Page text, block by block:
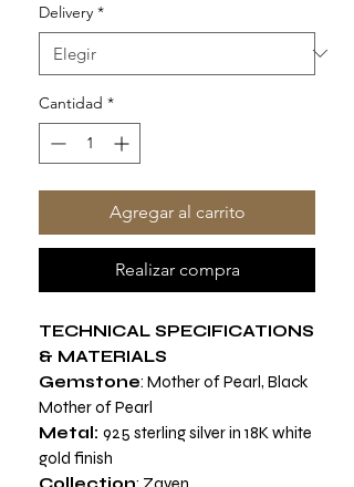
Delivery *
Cantidad *
Agregar al carrito
Realizar compra
TECHNICAL SPECIFICATIONS
& MATERIALS
Gemstone: Mother of Pearl, Black
Mother of Pearl
Metal: 925 sterling silver in 18K white
gold finish